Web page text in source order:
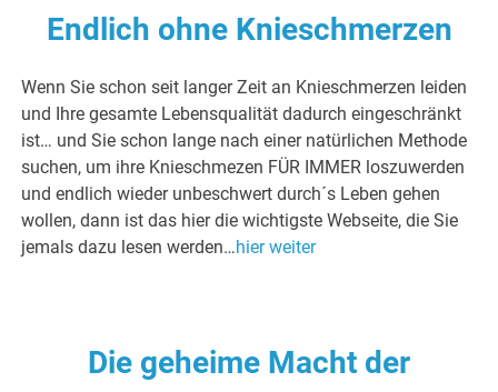
Endlich ohne Knieschmerzen
Wenn Sie schon seit langer Zeit an Knieschmerzen leiden
und Ihre gesamte Lebensqualität dadurch eingeschränkt
ist… und Sie schon lange nach einer natürlichen Methode
suchen, um ihre Knieschmezen FÜR IMMER loszuwerden
und endlich wieder unbeschwert durch´s Leben gehen
wollen, dann ist das hier die wichtigste Webseite, die Sie
jemals dazu lesen werden…hier weiter
Die geheime Macht der